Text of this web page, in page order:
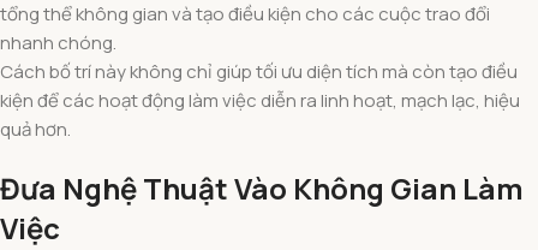
tổng thể không gian và tạo điều kiện cho các cuộc trao đổi
nhanh chóng.
Cách bố trí này không chỉ giúp tối ưu diện tích mà còn tạo điều
kiện để các hoạt động làm việc diễn ra linh hoạt, mạch lạc, hiệu
quả hơn.
Đưa Nghệ Thuật Vào Không Gian Làm
Việc